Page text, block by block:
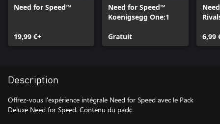
Need for Speed™
19,99 €+
Need for Speed™
Koenigsegg One:1
Gratuit
6,99
Description
Offrez-vous l'expérience intégrale Need for Speed avec le Pack
Deluxe Need for Speed. Contenu du pack: